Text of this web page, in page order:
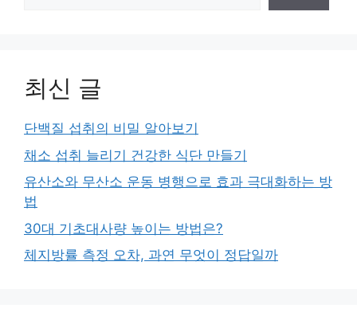
최신 글
단백질 섭취의 비밀 알아보기
채소 섭취 늘리기 건강한 식단 만들기
유산소와 무산소 운동 병행으로 효과 극대화하는 방
법
30대 기초대사량 높이는 방법은?
체지방률 측정 오차, 과연 무엇이 정답일까